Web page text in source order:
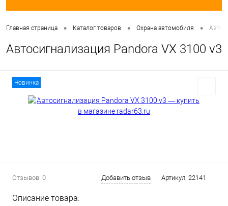
Главная страница • Каталог товаров • Охрана автомобиля •
Автосигнализация Pandora VX 3100 v3
Новинка
Отзывов: 0 Добавить отзыв Артикул: 22141
Описание товара: